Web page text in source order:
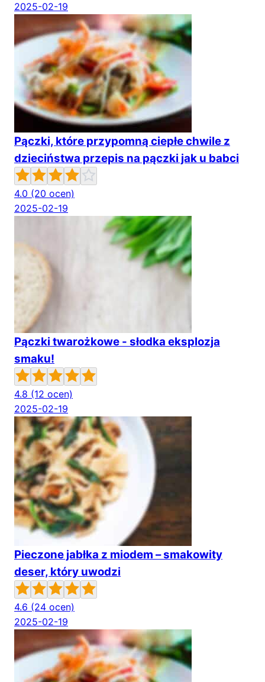
2025-02-19
Pączki, które przypomną ciepłe chwile z
dzieciństwa przepis na pączki jak u babci
4.0 (20 ocen)
2025-02-19
Pączki twarożkowe - słodka eksplozja
smaku!
4.8 (12 ocen)
2025-02-19
Pieczone jabłka z miodem – smakowity
deser, który uwodzi
4.6 (24 ocen)
2025-02-19